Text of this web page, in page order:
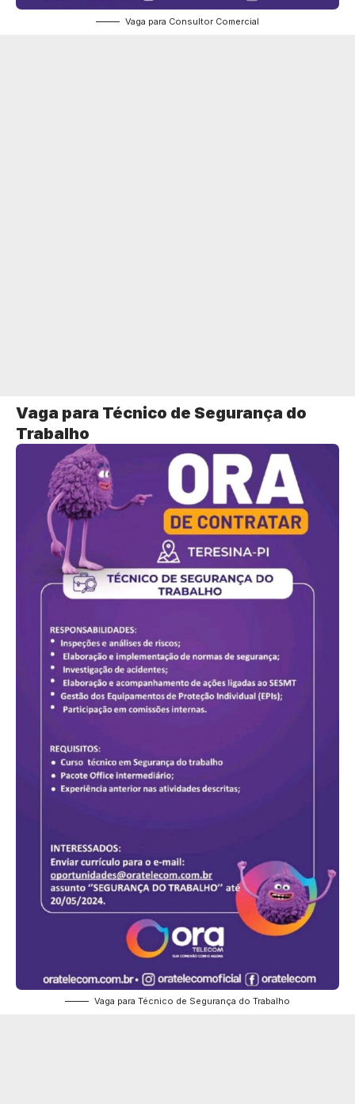
Vaga para Consultor Comercial
Vaga para Técnico de Segurança do
Trabalho
Vaga para Técnico de Segurança do Trabalho